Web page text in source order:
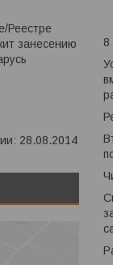
8
Реестре
занесению
28.08.2014